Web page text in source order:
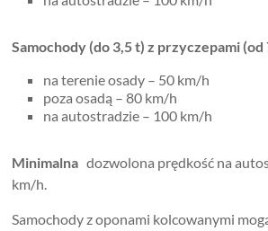
Samochody (do 3,5 t) z przyczepami (od
na terenie osady – 50 km/h
poza osadą – 80 km/h
na autostradzie – 100 km/h
Minimalna dozwolona prędkość na
km/h.
Samochody z oponami kolcowanymi